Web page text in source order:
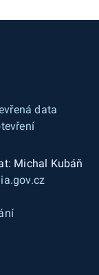
data
Michal Kubáň